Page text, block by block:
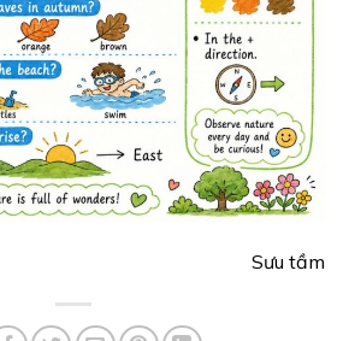
Sưu tầm